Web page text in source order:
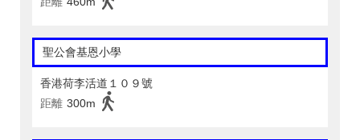
聖公會基恩小學
香港荷李活道１０９號
距離 300m